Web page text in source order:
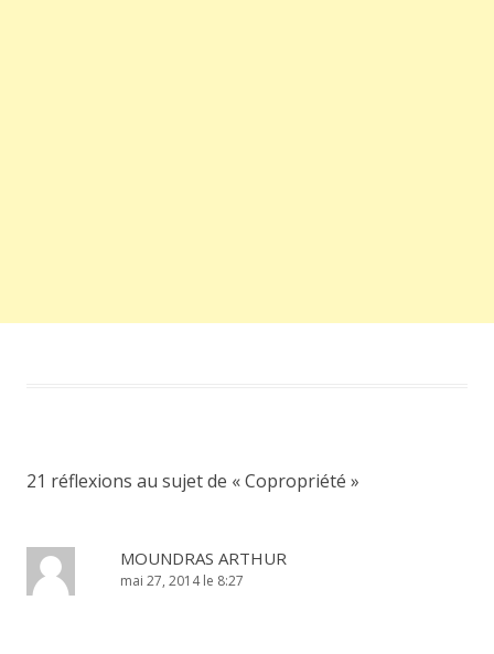
21 réflexions au sujet de «Copropriété »
MOUNDRAS ARTHUR
mai 27, 2014 le 8:27